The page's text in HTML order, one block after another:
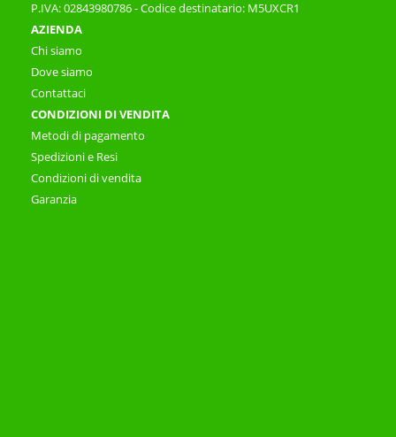
P.IVA: 02843980786 - Codice destinatario: M5UXCR1
AZIENDA
Chi siamo
Dove siamo
Contattaci
CONDIZIONI DI VENDITA
Metodi di pagamento
Spedizioni e Resi
Condizioni di vendita
Garanzia